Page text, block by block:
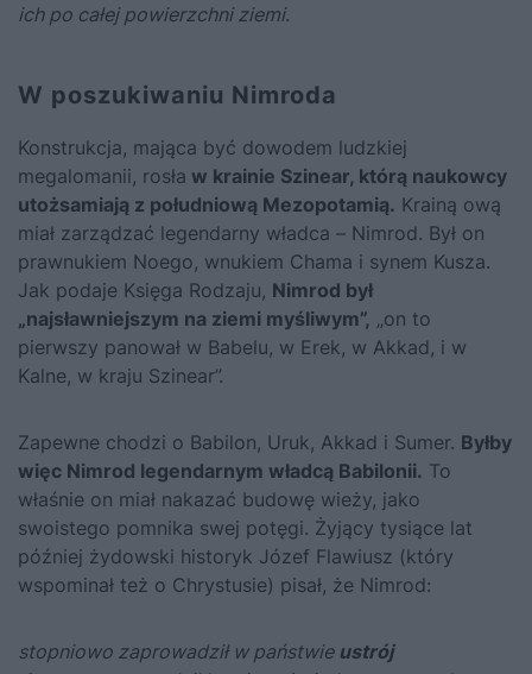
ich po całej powierzchni ziemi.
W poszukiwaniu Nimroda
Konstrukcja, mająca być dowodem ludzkiej
megalomanii, rosła w krainie Szinear, którą naukowcy
utożsamiają z południową Mezopotamią. Krainą ową
miał zarządzać legendarny władca – Nimrod. Był on
prawnukiem Noego, wnukiem Chama i synem Kusza.
Jak podaje Księga Rodzaju, Nimrod był
„najsławniejszym na ziemi myśliwym”, „on to
pierwszy panował w Babelu, w Erek, w Akkad, i w
Kalne, w kraju Szinear”.
Zapewne chodzi o Babilon, Uruk, Akkad i Sumer. Byłby
więc Nimrod legendarnym władcą Babilonii. To
właśnie on miał nakazać budowę wieży, jako
swoistego pomnika swej potęgi. Żyjący tysiące lat
później żydowski historyk Józef Flawiusz (który
wspominał też o Chrystusie) pisał, że Nimrod:
stopniowo zaprowadził w państwieustrój